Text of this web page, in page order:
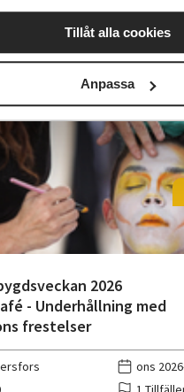
Tillåt alla cookies
Anpassa
1 Tillfällen
2026
- Underhållning med
frestelser
ons